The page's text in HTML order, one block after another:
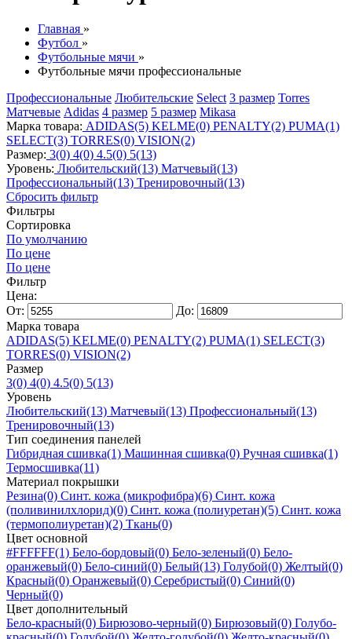
Главная »
Футбол »
Футбольные мячи »
Футбольные мячи профессиональные
Профессиональные Любительские Select 3 размер Torres
Матчевые Adidas 4 размер 5 размер Mikasa
Марка товара: ADIDAS(5) KELME(0) PENALTY(2) PUMA(1)
SELECT(3) TORRES(0) VISION(2)
Размер: 3(0) 4(0) 4.5(0) 5(13)
Уровень: Любительский(13) Матчевый(13)
Профессиональный(13) Тренировочный(13)
Сбросить фильтр
Фильтры
Сортировка
По умолчанию
По цене
По цене
Фильтр
Цена:
От:
До:
Марка товара
ADIDAS(5) KELME(0) PENALTY(2) PUMA(1) SELECT(3)
TORRES(0) VISION(2)
Размер
3(0) 4(0) 4.5(0) 5(13)
Уровень
Любительский(13) Матчевый(13) Профессиональный(13)
Тренировочный(13)
Тип соединения панелей
Гибридная сшивка(1) Машинная сшивка(0) Ручная сшивка(1)
Термосшивка(11)
Материал покрышки
Резина(0) Синт. кожа (микрофибра)(6) Синт. кожа
(поливинилхлорид)(0) Синт. кожа (полиуретан)(5) Синт. кожа
(термополиуретан)(2) Ткань(0)
Цвет основной
#FFFFFF(1) Бело-бордовый(0) Бело-зеленый(0) Бело-
оранжевый(0) Бело-синий(0) Белый(13) Голубой(0) Желтый(0)
Красный(0) Оранжевый(0) Серебристый(0) Синий(0)
Черный(0)
Цвет дополнительный
Бело-красный(0) Бирюзово-черный(0) Бирюзовый(0) Голубо-